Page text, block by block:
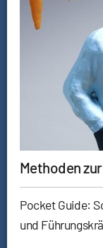
Methoden
Pocket Guide:
und